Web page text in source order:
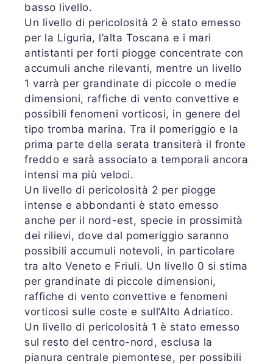
basso livello.
Un livello di pericolosità 2 è stato emesso
per la Liguria, l’alta Toscana e i mari
antistanti per forti piogge concentrate con
accumuli anche rilevanti, mentre un livello
1 varrà per grandinate di piccole o medie
dimensioni, raffiche di vento convettive e
possibili fenomeni vorticosi, in genere del
tipo tromba marina. Tra il pomeriggio e la
prima parte della serata transiterà il fronte
freddo e sarà associato a temporali ancora
intensi ma più veloci.
Un livello di pericolosità 2 per piogge
intense e abbondanti è stato emesso
anche per il nord-est, specie in prossimità
dei rilievi, dove dal pomeriggio saranno
possibili accumuli notevoli, in particolare
tra alto Veneto e Friuli. Un livello 0 si stima
per grandinate di piccole dimensioni,
raffiche di vento convettive e fenomeni
vorticosi sulle coste e sull’Alto Adriatico.
Un livello di pericolosità 1 è stato emesso
sul resto del centro-nord, esclusa la
pianura centrale piemontese, per possibili